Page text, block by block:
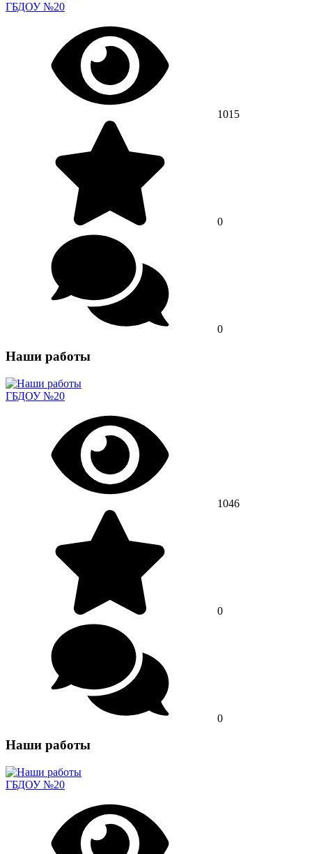
ГБДОУ №20
1015
0
0
Наши работы
ГБДОУ №20
1046
0
0
Наши работы
ГБДОУ №20